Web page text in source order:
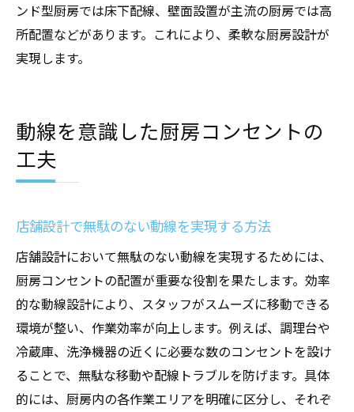
ンド型厨房では床下配線、壁面設置が主流の厨房では高
所配置などがあります。これにより、柔軟な厨房設計が
実現します。
動線を意識した厨房コンセントの
工夫
店舗設計で無駄のない動線を実現する方法
店舗設計において無駄のない動線を実現するためには、
厨房コンセントの配置が重要な役割を果たします。効率
的な動線設計により、スタッフがスムーズに移動できる
環境が整い、作業効率が向上します。例えば、調理台や
冷蔵庫、洗浄機器の近くに必要な数のコンセントを設け
ることで、無駄な移動や配線トラブルを防げます。具体
的には、厨房内の各作業エリアを明確に区分し、それぞ